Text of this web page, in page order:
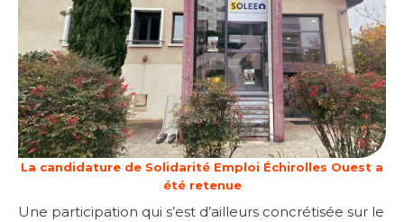
La candidature de Solidarité Emploi Échirolles Ouest a
été retenue
Une participation qui s’est d’ailleurs concrétisée sur le